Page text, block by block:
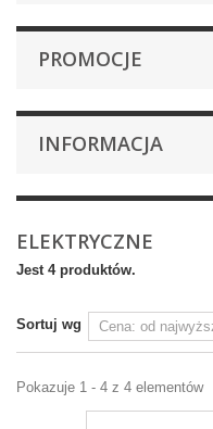
PROMOCJE
INFORMACJA
ELEKTRYCZNE
Jest 4 produktów.
Sortuj wg
Pokazuje 1 - 4 z 4 elementów